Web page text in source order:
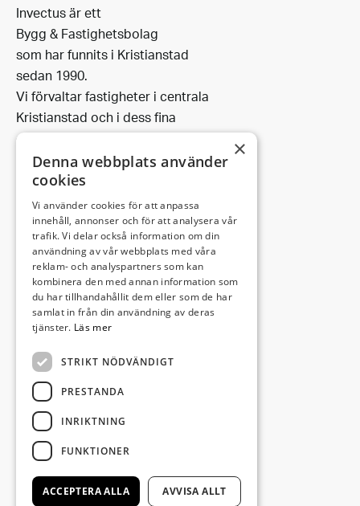
Invectus är ett
Bygg & Fastighetsbolag
som har funnits i Kristianstad
sedan 1990.
Vi förvaltar fastigheter i centrala
Kristianstad och i dess fina
omgivning.
Leveransadress:
Björkhemsvägen 9
291 54 Kristianstad
Besöksadress:
Västra Boulevarden 41
(enligt överenskommelse)
info@invectus.net
Postadress:
Invectus Bygg & Förvaltning AB
Box 116
×
Denna webbplats använder
cookies
Vi använder cookies för att anpassa
innehåll, annonser och för att analysera vår
trafik. Vi delar också information om din
användning av vår webbplats med våra
reklam- och analyspartners som kan
kombinera den med annan information som
du har tillhandahållit dem eller som de har
samlat in från din användning av deras
tjänster. Läs mer
STRIKT NÖDVÄNDIGT
PRESTANDA
INRIKTNING
FUNKTIONER
ACCEPTERA ALLA AVVISA ALLT